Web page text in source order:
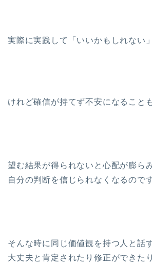
実際に実践して「いいかもしれない
けれど確信が持てず不安になること
望む結果が得られないと心配が膨ら
自分の判断を信じられなくなるのです
そんな時に同じ価値観を持つ人と話
大丈夫と肯定されたり修正ができた